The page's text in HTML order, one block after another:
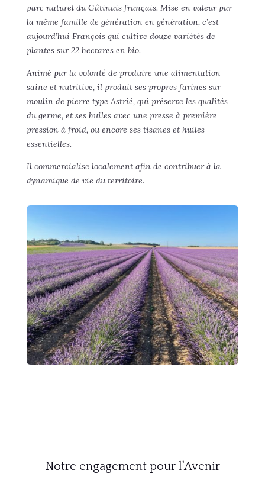
parc naturel du Gâtinais français. Mise en valeur par
la même famille de génération en génération, c’est
aujourd’hui François qui cultive douze variétés de
plantes sur 22 hectares en bio.
Animé par la volonté de produire une alimentation
saine et nutritive, il produit ses propres farines sur
moulin de pierre type Astrié, qui préserve les qualités
du germe, et ses huiles avec une presse à première
pression à froid, ou encore ses tisanes et huiles
essentielles.
Il commercialise localement afin de contribuer à la
dynamique de vie du territoire.
Notre engagement pour l'Avenir